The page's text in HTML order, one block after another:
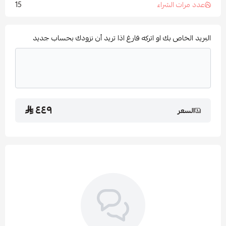
الشراء
بك او اتركه فارغ اذا تريد أن نزودك بحساب جديد